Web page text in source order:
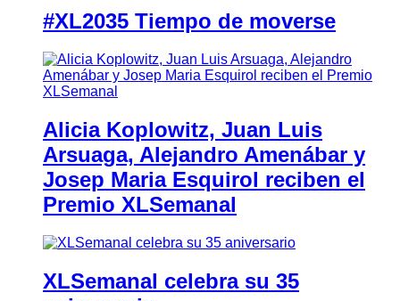
#XL2035 Tiempo de moverse
Alicia Koplowitz, Juan Luis
Arsuaga, Alejandro Amenábar y
Josep Maria Esquirol reciben el
Premio XLSemanal
XLSemanal celebra su 35